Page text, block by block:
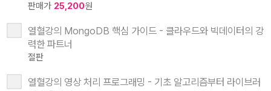
판매가 25,200원
열혈강의 MongoDB 핵심 가이드 - 클라우드와 빅데이터의 강
력한 파트너
절판
열혈강의 영상 처리 프로그래밍 - 기초 알고리즘부터 라이브러